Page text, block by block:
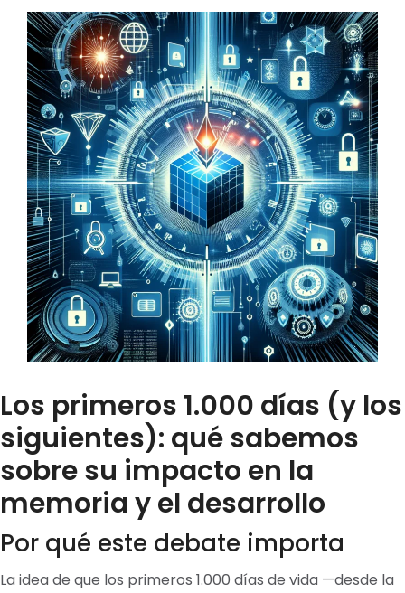
Los primeros 1.000 días (y los
siguientes): qué sabemos
sobre su impacto en la
memoria y el desarrollo
Por qué este debate importa
La idea de que los primeros 1.000 días de vida —desde la